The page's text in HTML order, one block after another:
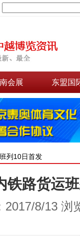
会展 东盟国
列10日首发
铁路货运
2017/8/13 浏